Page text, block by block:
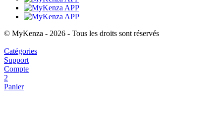
© MyKenza - 2026 - Tous les droits sont réservés
Catégories
Support
Compte
2
Panier